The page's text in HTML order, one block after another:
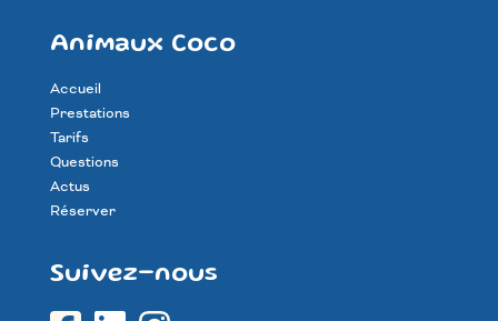
Animaux Coco
Accueil
Prestations
Tarifs
Questions
Actus
Réserver
Suivez-nous